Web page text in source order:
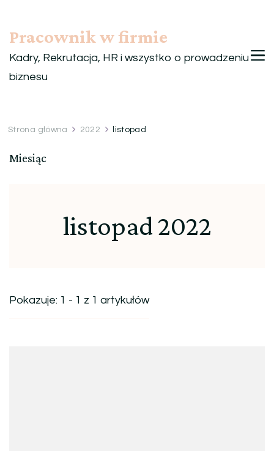
Pracownik w firmie
Kadry, Rekrutacja, HR i wszystko o prowadzeniu
biznesu
Strona główna 2022 listopad
Miesiąc
listopad 2022
Pokazuje: 1 - 1 z 1 artykułów